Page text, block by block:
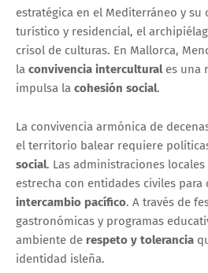
estratégica en el Mediterráneo y
turístico y residencial, el
crisol de culturas. En Mallorca,
la convivencia interculturales una
impulsa la cohesión social.
La convivencia armónica de
el territorio balear requiere
social. Las administraciones
estrecha con entidades civiles para
intercambio pacífico. A través de
gastronómicas y programas
ambiente de respeto y tolerancia
identidad isleña.